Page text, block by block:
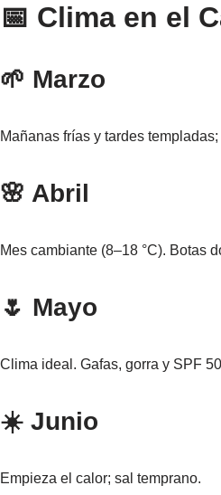
📅 Clima en el
🌱 Marzo
Mañanas frías y tardes
🌸 Abril
Mes cambiante (8–18 °C). Botas
🌷 Mayo
Clima ideal. Gafas, gorra y SPF
☀️ Junio
Empieza el calor; sal temprano.